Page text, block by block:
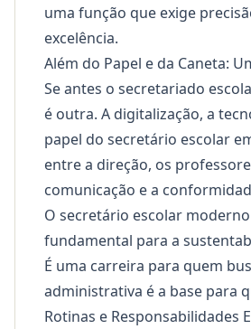
uma função que exige
excelência.
Além do Papel e da Caneta:
Se antes o secretariado
é outra. A digitalização, a
papel do secretário escolar
entre a direção, os
comunicação e a
O secretário escolar
fundamental para a
É uma carreira para quem
administrativa é a base para
Rotinas e Responsabilidades